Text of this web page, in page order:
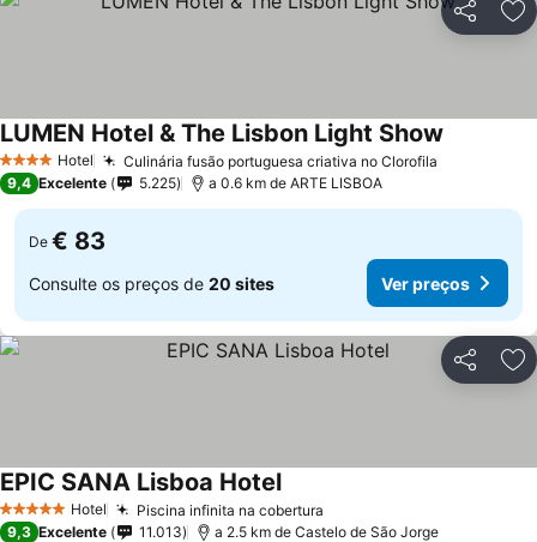
Partilhar
4 EstrelasHotel Culinária fusão portuguesa criativa no Clorofila
LUMEN Hotel & The Lisbon Light Show
9,4 Excelente 5.225 a 0.6 km de ARTE LISBOA
De € 83
Consulte os preços de 20 sites Ver preços
Partilhar
5 Estrelas Hotel Piscina infinita na cobertura
EPIC SANA Lisboa HotelVer preços
9,3 Excelente 11.013 a 2.5 km de Castelo de São Jorge